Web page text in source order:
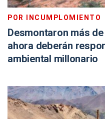
POR INCUMPLOMIENTO
Desmontaron más
ahora deberán
ambiental millonario